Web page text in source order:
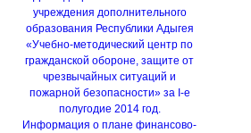
учреждения дополнительного
образования Республики Адыгея
«Учебно-методический центр по
гражданской обороне, защите от
чрезвычайных ситуаций и
пожарной безопасности» за I-е
полугодие 2014 год.
Информация о плане финансово-